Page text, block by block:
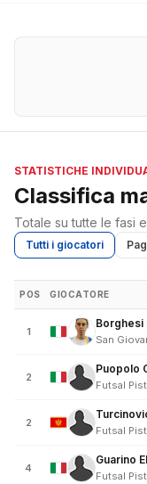
STATISTICHE
Classifica
Totale su tutte le fasi
Tutti i giocatori
POS GIOCATORE
1
Borghesi
San
2
Puopolo
Futsal
2
Futsal
4
Guarino
Futsal